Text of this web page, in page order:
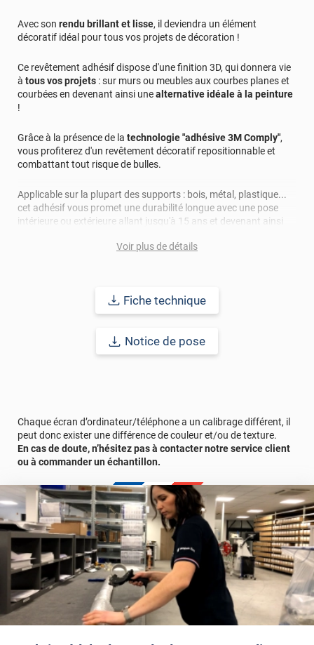
Avec son rendu brillant et lisse, il deviendra un élément
décoratif idéal pour tous vos projets de décoration !
Ce revêtement adhésif dispose d'une finition 3D, qui donnera vie
à tous vos projets : sur murs ou meubles aux courbes planes et
courbées en devenant ainsi unealternative idéale à la peinture
!
Grâce à la présence de la technologie "adhésive 3M Comply",
vous profiterez d'un revêtement décoratif repositionnable et
combattant tout risque de bulles.
Applicable sur la plupart des supports : bois, métal, plastique...
cet adhésif vous promet une durabilité longue avec une pose
intérieure ou extérieure allant jusqu'à 15 ans et devenant ainsi
Voir plus de détails
Fiche technique
Notice de pose
Chaque écran d’ordinateur/téléphone a un calibrage différent, il
peut donc exister une différence de couleur et/ou de texture.
En cas de doute, n’hésitez pas à contacter notre service client
ou à commander un échantillon.